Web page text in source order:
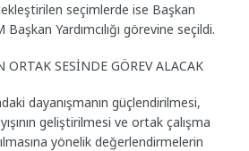
seçimlerde ise Başkan
Yardımcılığı görevine seçildi.
ORTAK SESİNDE GÖREV ALACAK
dayanışmanın güçlendirilmesi,
geliştirilmesi ve ortak çalışma
yönelik değerlendirmelerin